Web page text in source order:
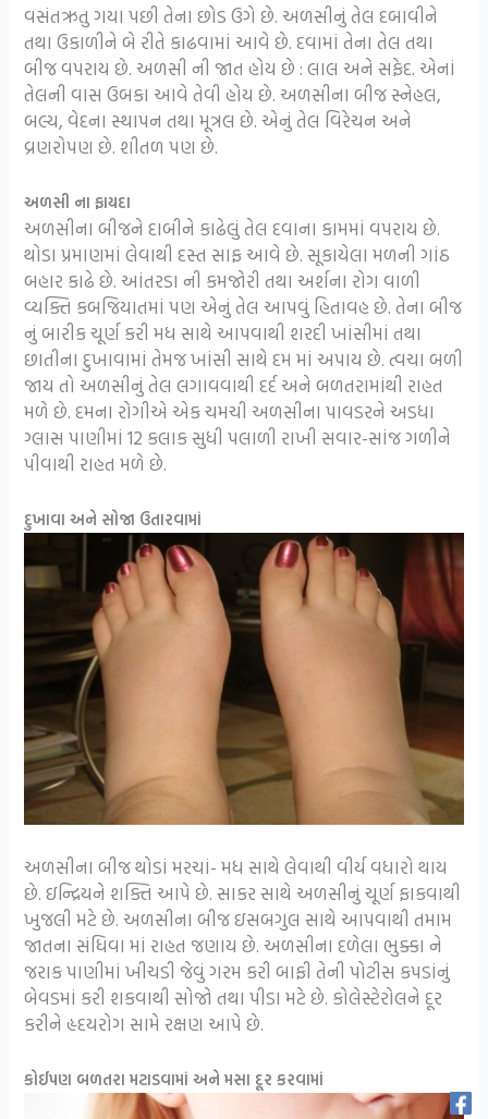
વસંતઋતુ ગયા પછી તેના છોડ ઉગે છે. અળસીનું તેલ દબાવીને
તથા ઉકાળીને બે રીતે કાઢવામાં આવે છે. દવામાં તેના તેલ તથા
બીજ વપરાય છે. અળસી ની જાત હોય છે : લાલ અને સફેદ. એનાં
તેલની વાસ ઉબકા આવે તેવી હોય છે. અળસીના બીજ સ્નેહલ,
બલ્ય, વેદના સ્થાપન તથા મૂત્રલ છે. એનું તેલ વિરેચન અને
વ્રણરોપણ છે. શીતળ પણ છે.
અળસી ના ફાયદા
અળસીના બીજને દાબીને કાઢેલું તેલ દવાના કામમાં વપરાય છે.
થોડા પ્રમાણમાં લેવાથી દસ્ત સાફ આવે છે. સૂકાયેલા મળની ગાંઠ
બહાર કાઢે છે. આંતરડા ની કમજોરી તથા અર્શના રોગ વાળી
વ્યક્તિ કબજિયાતમાં પણ એનું તેલ આપવું હિતાવહ છે. તેના બીજ
નું બારીક ચૂર્ણ કરી મધ સાથે આપવાથી શરદી ખાંસીમાં તથા
છાતીના દુખાવામાં તેમજ ખાંસી સાથે દમ માં અપાય છે. ત્વચા બળી
જાય તો અળસીનું તેલ લગાવવાથી દર્દ અને બળતરામાંથી રાહત
મળે છે. દમના રોગીએ એક ચમચી અળસીના પાવડરને અડધા
ગ્લાસ પાણીમાં 12 કલાક સુધી પલાળી રાખી સવાર-સાંજ ગળીને
પીવાથી રાહત મળે છે.
દુખાવા અને સોજા ઉતારવામાં
અળસીના બીજ થોડાં મરચાં- મધ સાથે લેવાથી વીર્ય વધારો થાય
છે. ઇન્દ્રિયને શક્તિ આપે છે. સાકર સાથે અળસીનું ચૂર્ણ ફાકવાથી
ખુજલી મટે છે. અળસીના બીજ ઇસબગુલ સાથે આપવાથી તમામ
જાતના સંધિવા માં રાહત જણાય છે. અળસીના દળેલા ભુક્કા ને
જરાક પાણીમાં ખીચડી જેવું ગરમ કરી બાફી તેની પોટીસ કપડાંનું
બેવડમાં કરી શકવાથી સોજો તથા પીડા મટે છે. કોલેસ્ટેરોલને દૂર
કરીને હૃદયરોગ સામે રક્ષણ આપે છે.
કોઈપણ બળતરા મટાડવામાં અને મસા દૂર કરવામાં